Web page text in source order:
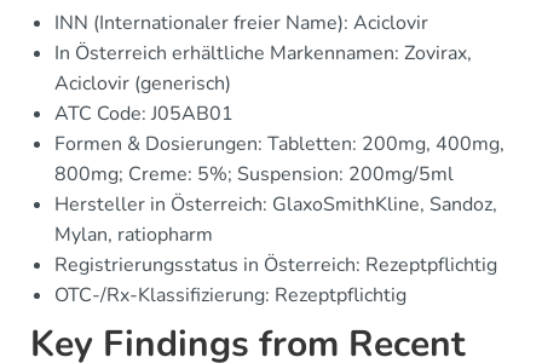
INN (Internationaler freier Name): Aciclovir
In Österreich erhältliche Markennamen: Zovirax,
Aciclovir (generisch)
ATC Code: J05AB01
Formen & Dosierungen: Tabletten: 200mg, 400mg,
800mg; Creme: 5%; Suspension: 200mg/5ml
Hersteller in Österreich: GlaxoSmithKline, Sandoz,
Mylan, ratiopharm
Registrierungsstatus in Österreich: Rezeptpflichtig
OTC-/Rx-Klassifizierung: Rezeptpflichtig
Key Findings from Recent